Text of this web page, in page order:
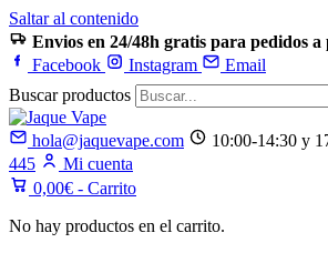
Saltar al contenido
Envios en 24/48h gratis para pedidos
Facebook
Instagram
Email
Buscar productos
hola@jaquevape.com 10:00-14:30 y
445
Mi cuenta
0,00€ - Carrito
No hay productos en el carrito.